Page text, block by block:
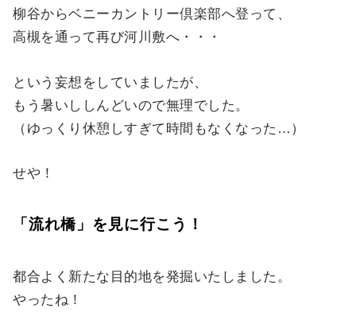
柳谷からベニーカントリー倶楽部へ登って、
高槻を通って再び河川敷へ・・・
という妄想をしていましたが、
もう暑いししんどいので無理でした。
（ゆっくり休憩しすぎて時間もなくなった…）
せや！
「流れ橋」を見に行こう！
都合よく新たな目的地を発掘いたしました。
やったね！